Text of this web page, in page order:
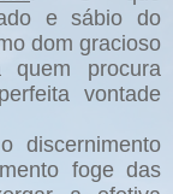
e sábio do
dom gracioso
procura
vontade
discernimento
foge das